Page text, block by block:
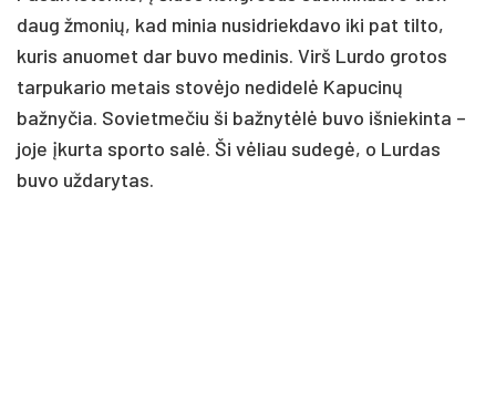
daug žmonių, kad minia nusidriekdavo iki pat tilto,
kuris anuomet dar buvo medinis. Virš Lurdo grotos
tarpukario metais stovėjo nedidelė Kapucinų
bažnyčia. Sovietmečiu ši bažnytėlė buvo išniekinta –
joje įkurta sporto salė. Ši vėliau sudegė, o Lurdas
buvo uždarytas.